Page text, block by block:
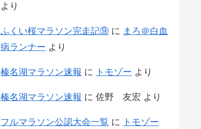
より
ふくい桜マラソン完走記⑨ に まろ＠白血
病ランナー より
榛名湖マラソン速報 に トモゾー より
榛名湖マラソン速報 に 佐野 友宏 より
フルマラソン公認大会一覧 に
トモゾー